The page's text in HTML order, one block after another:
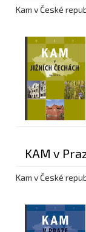
Kam v České
KAM v
Kam v České